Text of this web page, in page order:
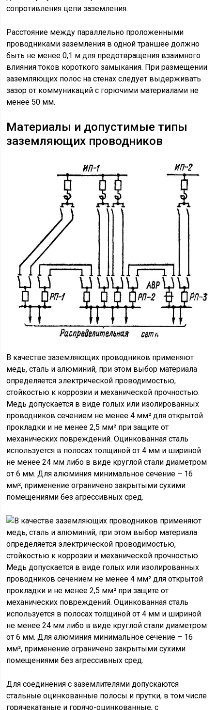
сопротивления цепи заземления.
Расстояние между параллельно проложенными
проводниками заземления в одной траншее должно
быть не менее 0,1 м для предотвращения взаимного
влияния токов короткого замыкания. При размещении
заземляющих полос на стенах следует выдерживать
зазор от коммуникаций с горючими материалами не
менее 50 мм.
Материалы и допустимые типы
заземляющих проводников
В качестве заземляющих проводников применяют
медь, сталь и алюминий, при этом выбор материала
определяется электрической проводимостью,
стойкостью к коррозии и механической прочностью.
Медь допускается в виде голых или изолированных
проводников сечением не менее 4 мм² для открытой
прокладки и не менее 2,5 мм² при защите от
механических повреждений. Оцинкованная сталь
используется в полосах толщиной от 4 мм и шириной
не менее 24 мм либо в виде круглой стали диаметром
от 6 мм. Для алюминия минимальное сечение – 16
мм², применение ограничено закрытыми сухими
помещениями без агрессивных сред.
Для соединения с заземлителями допускаются
стальные оцинкованные полосы и прутки, в том числе
горячекатаные и горячо-оцинкованные, с